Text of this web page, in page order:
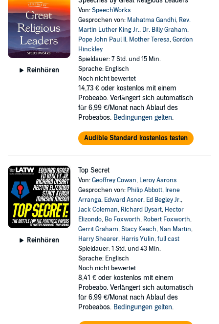
Reinhören
Von:SpeechWorks
Gesprochen von: Mahatma Gandhi, Rev.
Martin Luther King Jr., Dr. Billy Graham,
Pope John Paul II , Mother Teresa,Gordon
Hinckley
Spieldauer: 7 Std. und 15 Min.
Sprache: Englisch
Noch nicht bewertet
14,73 € oder kostenlos mit einem
Probeabo. Verlängert sich automatisch
für 6,99 €/Monat nach Ablauf des
Probeabos. Bedingungen gelten.
Audible Standard kostenlos testen
Reinhören
Top Secret
Von:Geoffrey Cowan, Leroy Aarons
Gesprochen von: Philip Abbott, Irene
Arranga, Edward Asner, Ed Begley Jr.,
Jack Coleman, Richard Dysart, Hector
Elizondo, Bo Foxworth, Robert Foxworth,
Gerrit Graham,Stacy Keach, Nan Martin,
Harry Shearer, Harris Yulin,full cast
Spieldauer: 1 Std. und 43 Min.
Sprache: Englisch
Noch nicht bewertet
8,41 € oder kostenlos mit einem
Probeabo. Verlängert sich automatisch
für 6,99 €/Monat nach Ablauf des
Probeabos. Bedingungen gelten.